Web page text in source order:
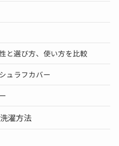
と選び方、使い方を比較
ュラフカバー
濯方法